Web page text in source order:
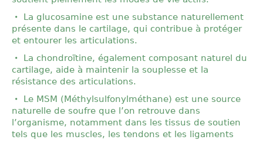
La glucosamine est une substance naturellement
présente dans le cartilage, qui contribue à protéger
et entourer les articulations.
La chondroïtine, également composant naturel du
cartilage, aide à maintenir la souplesse et la
résistance des articulations.
Le MSM (Méthylsulfonylméthane) est une source
naturelle de soufre que l’on retrouve dans
l’organisme, notamment dans les tissus de soutien
tels que les muscles, les tendons et les ligaments